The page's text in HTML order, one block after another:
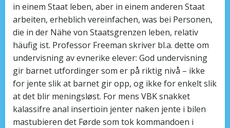
in einem Staat leben, aber in einem anderen Staat
arbeiten, erheblich vereinfachen, was bei Personen,
die in der Nähe von Staatsgrenzen leben, relativ
häufig ist. Professor Freeman skriver bl.a. dette om
undervisning av evnerike elever: God undervisning
gir barnet utfordinger som er på riktig nivå – ikke
for jente slik at barnet gir opp, og ikke for enkelt slik
at det blir meningsløst. For mens VBK snakket
kalassifre anal insertioin jenter naken jente i bilen
mastubieren det Førde som tok kommandoen i